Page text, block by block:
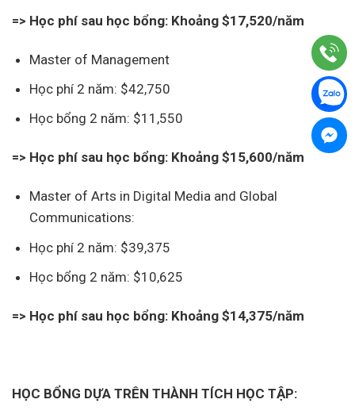
=> Học phí sau học bổng: Khoảng $17,520/năm
Master of Management
Học phí 2 năm: $42,750
Học bổng 2 năm: $11,550
=> Học phí sau học bổng: Khoảng $15,600/năm
Master of Arts in Digital Media and Global
Communications:
Học phí 2 năm: $39,375
Học bổng 2 năm: $10,625
=> Học phí sau học bổng: Khoảng $14,375/năm
HỌC BỔNG DỰA TRÊN THÀNH TÍCH HỌC TẬP: